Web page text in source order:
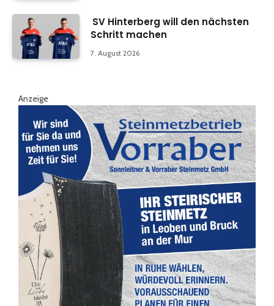
SV Hinterberg will den nächsten
Schritt machen
7. August 2026
Anzeige